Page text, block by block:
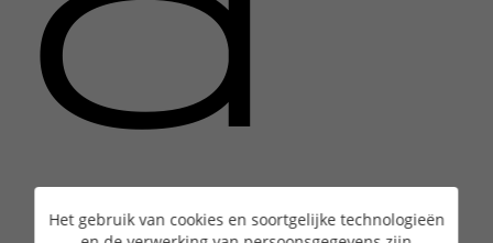
Het gebruik van cookies en soortgelijke technologieën